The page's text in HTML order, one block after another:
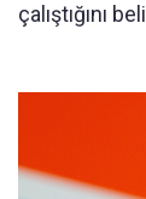
çalıştığını